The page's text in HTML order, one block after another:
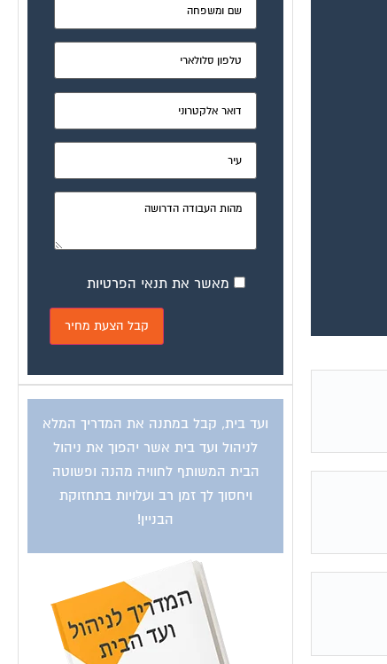
מאשר את תנאי הפרטיות
ועד בית, קבל במתנה את המדריך המלא
לניהול ועד בית אשר יהפוך את ניהול
הבית המשותף לחוויה מהנה ופשוטה
ויחסוך לך זמן רב ועלויות בתחזוקת
הבניין!